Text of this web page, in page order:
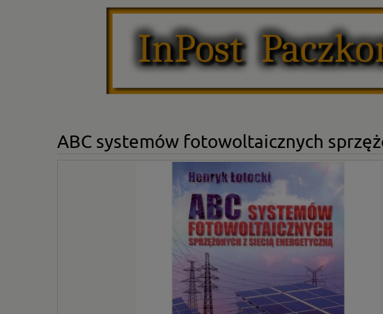
ABC systemów fotowoltaicznych